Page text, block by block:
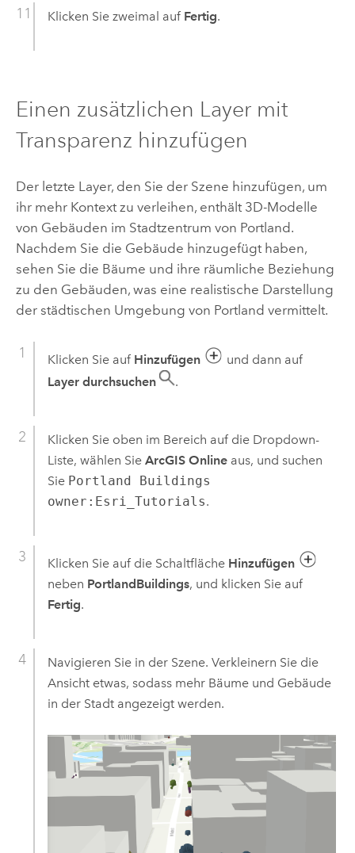
Klicken Sie zweimal auf Fertig.
Einen zusätzlichen Layer mit
Transparenz hinzufügen
Der letzte Layer, den Sie der Szene hinzufügen, um
ihr mehr Kontext zu verleihen, enthält 3D-Modelle
von Gebäuden im Stadtzentrum von Portland.
Nachdem Sie die Gebäude hinzugefügt haben,
sehen Sie die Bäume und ihre räumliche Beziehung
zu den Gebäuden, was eine realistische Darstellung
der städtischen Umgebung von Portland vermittelt.
Klicken Sie auf Hinzufügen
und dann auf
Layer durchsuchen
.
Klicken Sie oben im Bereich auf die Dropdown-
Liste, wählen Sie ArcGIS Onlineaus, und suchen
Sie Portland Buildings
owner:Esri_Tutorials.
Klicken Sie auf die Schaltfläche Hinzufügen
neben PortlandBuildings, und klicken Sie auf
Fertig.
Navigieren Sie in der Szene. Verkleinern Sie die
Ansicht etwas, sodass mehr Bäume und Gebäude
in der Stadt angezeigt werden.